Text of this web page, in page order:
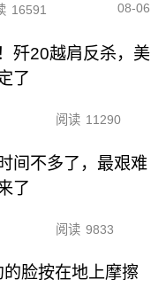
16591 08-06
歼20越肩反杀，美
了
阅读 11290
间不多了，最艰难
了
阅读 9833
脸按在地上摩擦